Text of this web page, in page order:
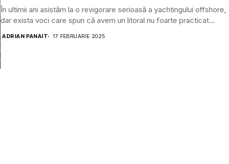
În ultimii ani asistăm la o revigorare serioasă a yachtingului offshore,
dar exista voci care spun că avem un litoral nu foarte practicat...
ADRIAN PANAIT 17 FEBRUARIE 2025